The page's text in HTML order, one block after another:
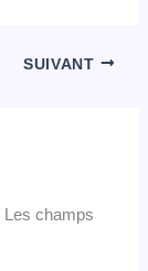
SUIVANT
Les champs